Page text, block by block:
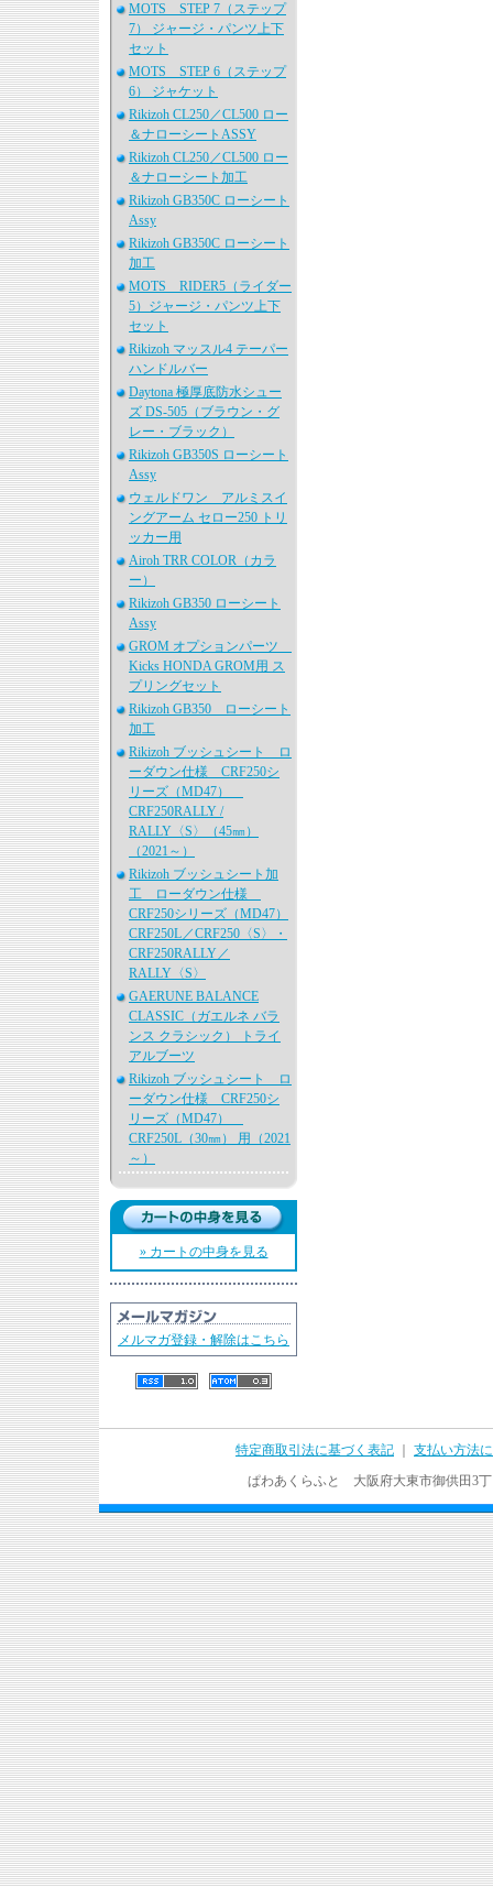
MOTS STEP 7（ステップ
7） ジャージ・パンツ上下
セット
MOTS STEP 6（ステップ
6） ジャケット
Rikizoh CL250／CL500 ロー
＆ナローシートASSY
Rikizoh CL250／CL500 ロー
＆ナローシート加工
Rikizoh GB350C ローシート
Assy
Rikizoh GB350C ローシート
加工
MOTS RIDER5（ライダー
5）ジャージ・パンツ上下
セット
Rikizoh マッスル4 テーパー
ハンドルバー
Daytona 極厚底防水シュー
ズ DS-505（ブラウン・グ
レー・ブラック）
Rikizoh GB350S ローシート
Assy
ウェルドワン アルミスイ
ングアーム セロー250 トリ
ッカー用
Airoh TRR COLOR（カラ
ー）
Rikizoh GB350 ローシート
Assy
GROM オプションパーツ
Kicks HONDA GROM用 ス
プリングセット
Rikizoh GB350 ローシート
加工
Rikizoh ブッシュシート ロ
ーダウン仕様 CRF250シ
リーズ（MD47）
CRF250RALLY /
RALLY〈S〉（45㎜）
（2021～）
Rikizoh ブッシュシート加
工 ローダウン仕様
CRF250シリーズ（MD47）
CRF250L／CRF250〈S〉・
CRF250RALLY／
RALLY〈S〉
GAERUNE BALANCE
CLASSIC（ガエルネ バラ
ンス クラシック） トライ
アルブーツ
Rikizoh ブッシュシート ロ
ーダウン仕様 CRF250シ
リーズ（MD47）
CRF250L（30㎜） 用（2021
～）
» カートの中身を見る
メルマガ登録・解除はこちら
特定商取引法に基づく表記
支払い方法
ぱわあくらふと 大阪府大東市御供田3